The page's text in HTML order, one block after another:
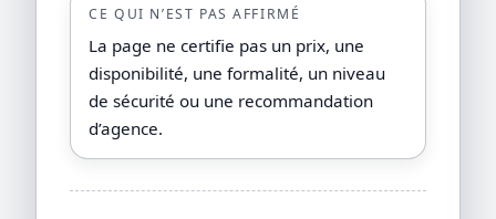
CE QUI N’EST PAS AFFIRMÉ
La page ne certifie pas un prix, une
disponibilité, une formalité, un niveau
de sécurité ou une recommandation
d’agence.